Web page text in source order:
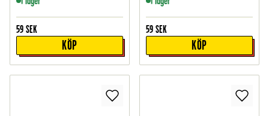
59 SEK
KÖP
59 SEK
KÖP